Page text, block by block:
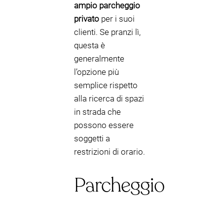
ampio parcheggio
privato per i suoi
clienti. Se pranzi lì,
questa è
generalmente
l’opzione più
semplice rispetto
alla ricerca di spazi
in strada che
possono essere
soggetti a
restrizioni di orario.
Parcheggio